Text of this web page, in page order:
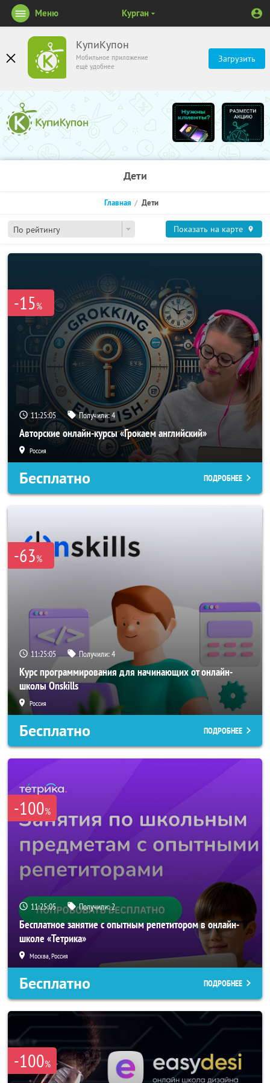
КупиКупон
Мобильное приложение
ещё удобнее
Загрузить
Меню Курган
Дети
По рейтингу
Главная Дети
Показать на карте
-15%
11:25:04 Получили:4
Авторские онлайн-курсы «Грокаем английский»
Россия
Бесплатно ПОДРОБНЕЕ
-63%
11:25:04 Получили:4
Курс программирования для начинающих от онлайн-
школы Onskills
Россия
Бесплатно ПОДРОБНЕЕ
-100%
11:25:04 Получили:2
Бесплатное занятие с опытным репетитором в онлайн-
школе «Тетрика»
Москва, Россия
Бесплатно ПОДРОБНЕЕ
-100%